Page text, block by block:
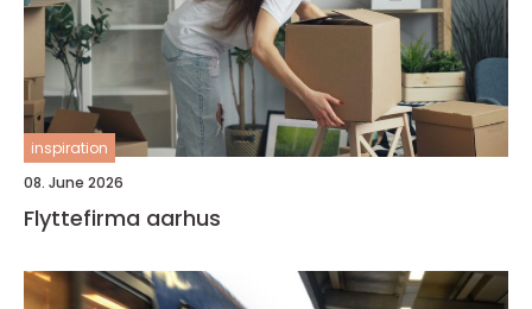
inspiration
08. June 2026
Flyttefirma aarhus